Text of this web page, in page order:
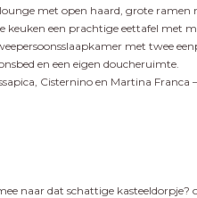
met open haard, grote
keuken een prachtige eettafel met
met twee
en een eigen doucheruimte.
Cisternino en Martina
naar dat schattige